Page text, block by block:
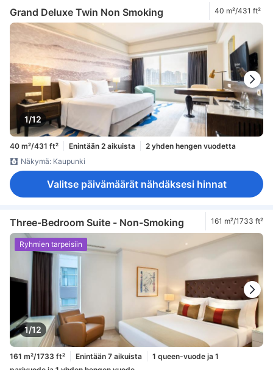
Grand Deluxe Twin Non Smoking 40 m²/431 ft²
1/12
40 m²/431 ft² Enintään 2 aikuista
2 yhden hengen vuodetta
Näkymä: Kaupunki
Valitse päivämäärät nähdäksesi hinnat
Three-Bedroom Suite - Non-Smoking 161 m²/1733 ft²
1/12
Ryhmien tarpeisiin
161 m²/1733 ft² Enintään 7 aikuista
1 queen-vuode ja 1